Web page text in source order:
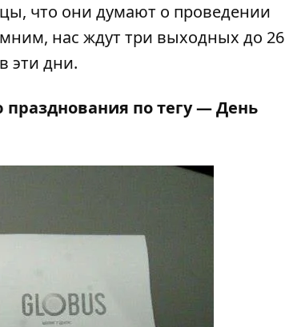
что они думают о проведении
нас ждут три выходных до 26
эти дни.
празднования по тегу —День